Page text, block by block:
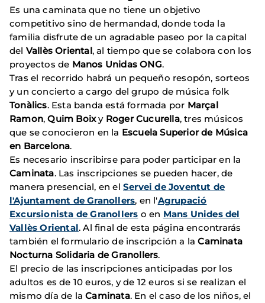
Es una caminata que no tiene un objetivo
competitivo sino de hermandad, donde toda la
familia disfrute de un agradable paseo por la capital
del Vallès Oriental, al tiempo que se colabora con los
proyectos de Manos Unidas ONG.
Tras el recorrido habrá un pequeño resopón, sorteos
y un concierto a cargo del grupo de música folk
Tonàlics. Esta banda está formada por Marçal
Ramon,Quim Boixy Roger Cucurella, tres músicos
que se conocieron en la Escuela Superior de Música
en Barcelona.
Es necesario inscribirse para poder participar en la
Caminata. Las inscripciones se pueden hacer, de
manera presencial, en el Servei de Joventut de
l'Ajuntament de Granollers, en l'Agrupació
Excursionista de Granollers o en Mans Unides del
Vallès Oriental. Al final de esta página encontrarás
también el formulario de inscripción a laCaminata
Nocturna Solidaria de Granollers.
El precio de las inscripciones anticipadas por los
adultos es de 10 euros, y de 12 euros si se realizan el
mismo día de laCaminata. En el caso de los niños, el